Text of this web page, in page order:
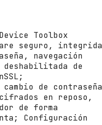
Toolbox
seguro,
navegación
deshabilitada de
de
en reposo,
de forma
Configuración